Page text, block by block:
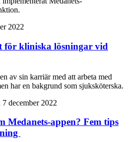
2022
för kliniska lösningar vid
av sin karriär med att arbeta med
har en bakgrund som sjuksköterska.
7 december 2022
Medanets-appen? Fem tips